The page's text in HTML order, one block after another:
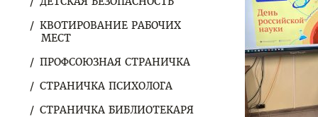
КВОТИРОВАНИЕ РАБОЧИХ
МЕСТ
ПРОФСОЮЗНАЯ СТРАНИЧКА
СТРАНИЧКА ПСИХОЛОГА
СТРАНИЧКА БИБЛИОТЕКАРЯ